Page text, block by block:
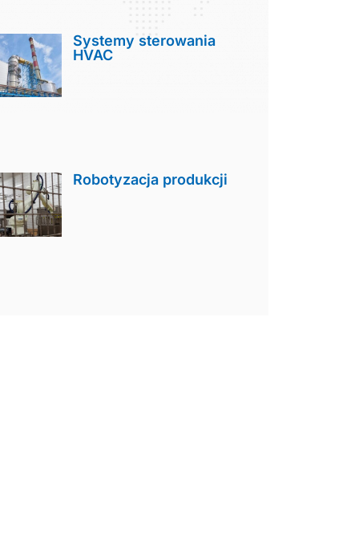
Systemy sterowania
HVAC
Robotyzacja produkcji